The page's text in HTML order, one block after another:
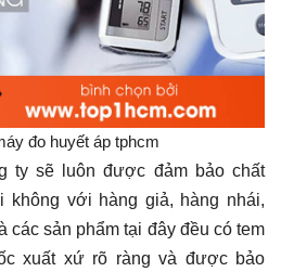
đo huyết áp tphcm
ty sẽ luôn được đảm bảo chất
không với hàng giả, hàng nhái,
các sản phẩm tại đây đều có tem
xuất xứ rõ ràng và được bảo